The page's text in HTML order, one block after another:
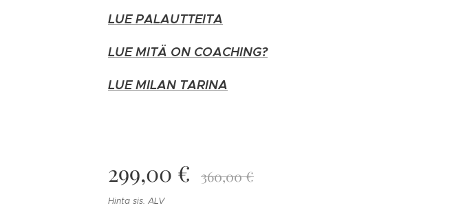
LUE PALAUTTEITA
LUE MITÄ ON COACHING?
LUE MILAN TARINA
299,00 € 360,00€
Hinta sis. ALV